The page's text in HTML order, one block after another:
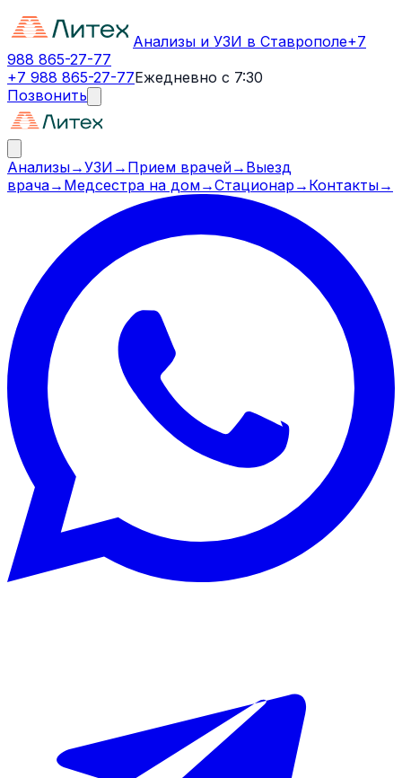
Анализы и УЗИ в Ставрополе+7
988 865-27-77
+7 988 865-27-77Ежедневно с 7:30
Позвонить
Анализы→УЗИ → Прием врачей→ Выезд
врача→ Медсестра на дом→Стационар → Контакты→